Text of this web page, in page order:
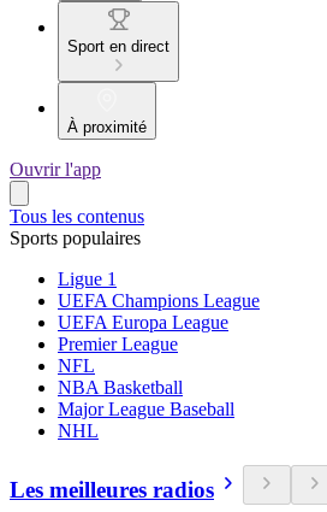
Sport en direct
À proximité
Ouvrir l'app
Tous les contenus
Sports populaires
Ligue 1
UEFA Champions League
UEFA Europa League
Premier League
NFL
NBA Basketball
Major League Baseball
NHL
Les meilleures radios